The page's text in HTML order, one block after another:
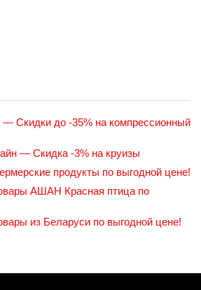
Скидки до -35% на компрессионный
— Скидка -3% на круизы
продукты по выгодной цене!
АШАН Красная птица по
из Беларуси по выгодной цене!